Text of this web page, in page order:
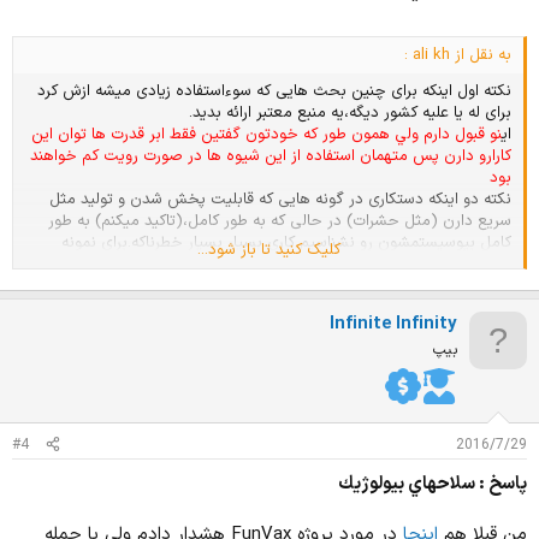
به نقل از ali kh :
نکته اول اینکه برای چنین بحث هایی که سوءاستفاده زیادی میشه ازش کرد
برای له یا علیه کشور دیگه،یه منبع معتبر ارائه بدید.
اينو قبول دارم ولي همون طور كه خودتون گفتين فقط ابر قدرت ها توان اين
كارارو دارن پس متهمان استفاده از اين شيوه ها در صورت رويت كم خواهند
بود
نکته دو اینکه دستکاری در گونه هایی که قابلیت پخش شدن و تولید مثل
سریع دارن (مثل حشرات) در حالی که به طور کامل،(تاکید میکنم) به طور
کامل بیوسیستمشون رو نشناسیم کاری بسیار بسیار خطرناکه.برای نمونه
میتونید بحث های داغی که چند ساله بر سر تغییرات ژنتیکی در پشه عامل
مالاریا وجود داره رو مطالعه کنید تا ببینید چه نگرانی هایی در این مورد
الان استفاده از بمب هسته اي هم خيلي خطرناكه ولي آمريكا چنين كاري رو
انجام داد ،ضمن اينكه به نظرم بررسي كامل يه حشره براي فهميدن اينجور
چيز ها براي كشوري ابر قدرت انقدرا هم پيچيده نباشه،يقينا اگه چنين
كارهاييم در حال پيشرفت باشه نتايجش تو مقالات چاپ نمي شه چون اولا
كشور هاي بعضا مخالف اون كشورم مي تونن ازش استفاده كنن ثانيا كلا
وجه خوبي نداره بعضي از اين تحقيقات در واقع هدفش معلوم خواهد بود
نکته سه اینکه تهدید به استفاده از سلاح های بیولوژیک عملا بی اثره.(حتی
کم تاثیر تر از بمب اتم)یعنی اگه افراد داشته باشنش هم جرات استفادش رو
کلیک کنید تا باز شود...
Infinite Infinity
بیپ
2016/7/29
#4
پاسخ : سلاحهاي بيولوژيك